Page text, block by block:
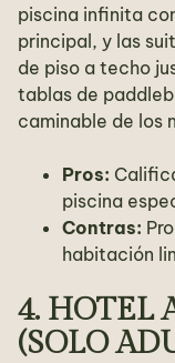
piscina infinita
principal, y las
de piso a techo
tablas de
caminable de los
Pros:
piscina
Contras:
habitación
4. HOTEL
(SOLO